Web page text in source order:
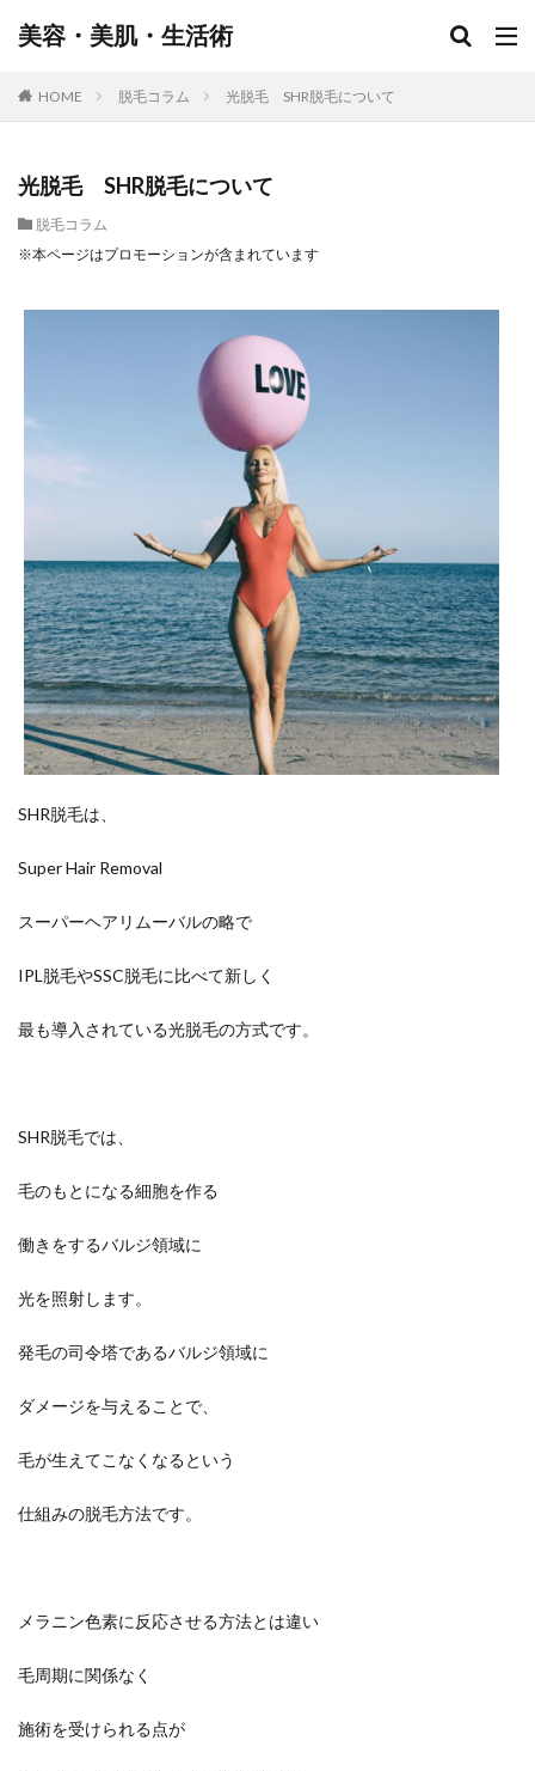
美容・美肌・生活術
HOME 脱毛コラム 光脱毛 SHR脱毛について
光脱毛 SHR脱毛について
脱毛コラム
※本ページはプロモーションが含まれています
SHR脱毛は、
Super Hair Removal
スーパーヘアリムーバルの略で
IPL脱毛やSSC脱毛に比べて新しく
最も導入されている光脱毛の方式です。
SHR脱毛では、
毛のもとになる細胞を作る
働きをするバルジ領域に
光を照射します。
発毛の司令塔であるバルジ領域に
ダメージを与えることで、
毛が生えてこなくなるという
仕組みの脱毛方法です。
メラニン色素に反応させる方法とは違い
毛周期に関係なく
施術を受けられる点が